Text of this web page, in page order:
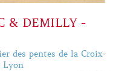
& DEMILLY -
des pentes de la Croix-
Lyon